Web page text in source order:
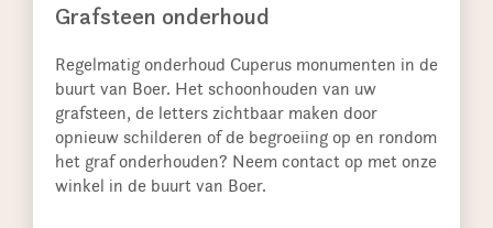
Grafsteen onderhoud
Regelmatig onderhoud Cuperus monumenten in de
buurt van Boer. Het schoonhouden van uw
grafsteen, de letters zichtbaar maken door
opnieuw schilderen of de begroeiing op en rondom
het graf onderhouden? Neem contact op met onze
winkel in de buurt van Boer.